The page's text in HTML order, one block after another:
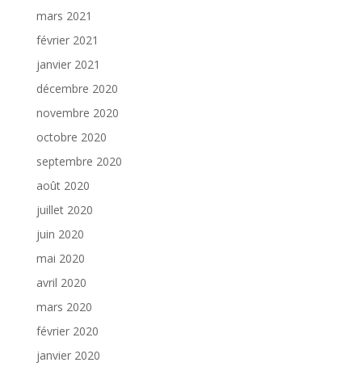
mars 2021
février 2021
janvier 2021
décembre 2020
novembre 2020
octobre 2020
septembre 2020
août 2020
juillet 2020
juin 2020
mai 2020
avril 2020
mars 2020
février 2020
janvier 2020